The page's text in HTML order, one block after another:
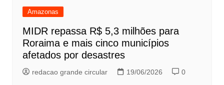
Amazonas
MIDR repassa R$ 5,3 milhões para
Roraima e mais cinco municípios
afetados por desastres
redacao grande circular 19/06/2026 0